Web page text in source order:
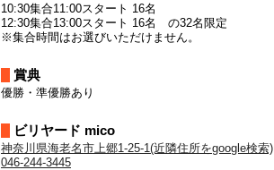
10:30集合11:00スタート 16名
12:30集合13:00スタート 16名 の32名限定
※集合時間はお選びいただけません。
賞典
優勝・準優勝あり
ビリヤード mico
神奈川県海老名市上郷1-25-1(近隣住所をgoogle検索)
046-244-3445